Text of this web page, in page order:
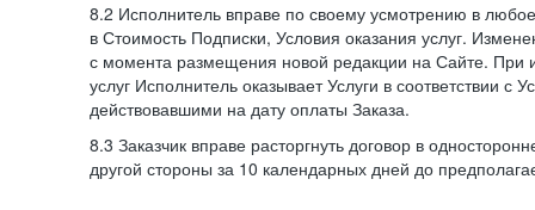
8.2 Исполнитель вправе по своему усмотрению в
в Стоимость Подписки, Условия оказания услуг.
с момента размещения новой редакции на Сайте. При
услуг Исполнитель оказывает Услуги в соответствии с
действовавшими на дату оплаты Заказа.
8.3 Заказчик вправе расторгнуть договор в
другой стороны за 10 календарных дней до